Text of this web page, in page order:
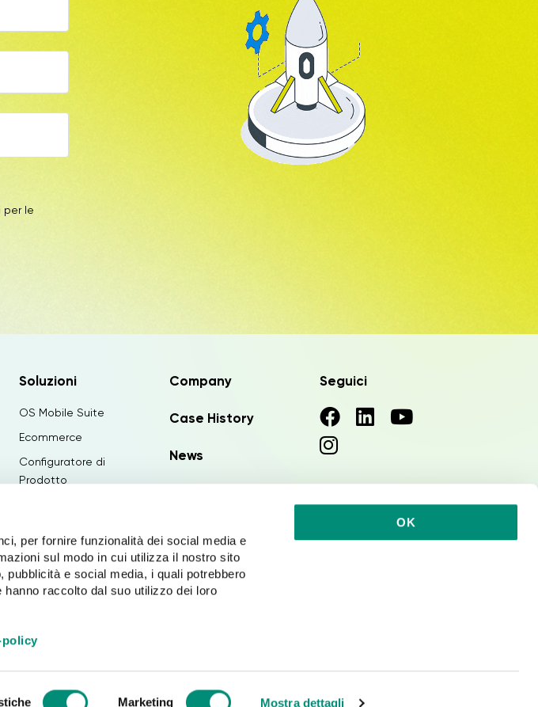
per fornire funzionalità dei social media e
sul modo in cui utilizza il nostro sito
e social media, i quali potrebbero
raccolto dal suo utilizzo dei loro
policy
Marketing Mostra dettagli
OK
le
Soluzioni
OS Mobile Suite
Ecommerce
Configuratore di
Prodotto
PIM&Publishing
Intelligenza Artificiale
Integrazioni
Company
Case History
News
Seguici
Privacy